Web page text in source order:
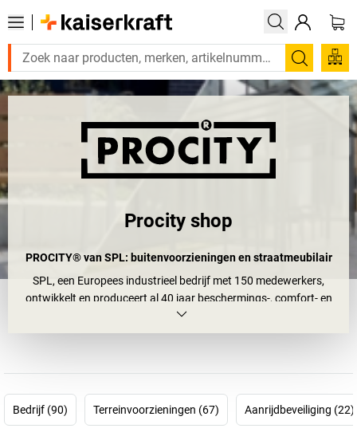
Zoeken
Procity shop
PROCITY® van SPL: buitenvoorzieningen en straatmeubilair
SPL, een Europees industrieel bedrijf met 150 medewerkers,
ontwikkelt en produceert al 40 jaar beschermings-, comfort- en
informatieproducten in Frankrijk.
Europese marktleiders in dit segment. Het productassortiment
omvatoverkappingen, zitbanken, afvalbakken, fietsenrekkenen
nog veel meer.
Bedrijf (90) Terreinvoorzieningen (67) Aanrijdbeveiliging (22)